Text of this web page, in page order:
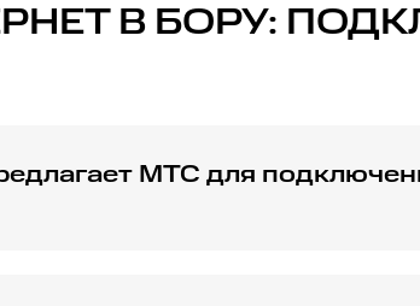
В БОРУ:
МТС для